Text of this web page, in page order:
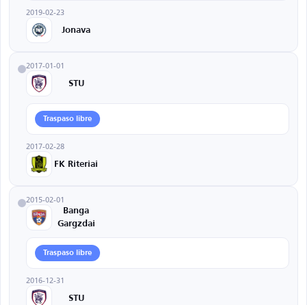
2019-02-23
Jonava
2017-01-01
STU
Traspaso libre
2017-02-28
FK Riteriai
2015-02-01
Banga
Gargzdai
Traspaso libre
2016-12-31
STU